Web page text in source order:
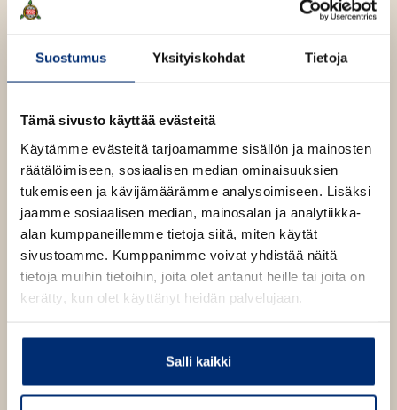
Suostumus Yksityiskohdat Tietoja
Tämä sivusto käyttää evästeitä
Käytämme evästeitä tarjoamamme sisällön ja mainosten
räätälöimiseen, sosiaalisen median ominaisuuksien
tukemiseen ja kävijämäärämme analysoimiseen. Lisäksi
jaamme sosiaalisen median, mainosalan ja analytiikka-
alan kumppaneillemme tietoja siitä, miten käytät
sivustoamme. Kumppanimme voivat yhdistää näitä
tietoja muihin tietoihin, joita olet antanut heille tai joita on
kerätty, kun olet käyttänyt heidän palvelujaan.
Salli kaikki
e
n
e
lp
l
t
i
e
h
t
a
k
u
v
a
t
h
t
a
k
u
v
a
t